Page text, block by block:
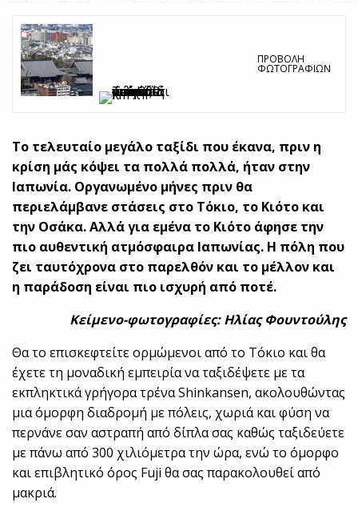
ΠΡΟΒΟΛΉ
ΦΩΤΟΓΡΑΦΙΏΝ
Το τελευταίο μεγάλο ταξίδι που έκανα, πριν η
κρίση μάς κόψει τα πολλά πολλά, ήταν στην
Ιαπωνία. Οργανωμένο μήνες πριν θα
περιελάμβανε στάσεις στο Τόκιο, το Κιότο και
την Οσάκα. Αλλά για εμένα το Κιότο άφησε την
πιο αυθεντική ατμόσφαιρα Ιαπωνίας. Η πόλη που
ζει ταυτόχρονα στο παρελθόν και το μέλλον και
η παράδοση είναι πιο ισχυρή από ποτέ.
Κείμενο-φωτογραφίες: Ηλίας Φουντούλης
Θα το επισκεφτείτε ορμώμενοι από το Τόκιο και θα
έχετε τη μοναδική εμπειρία να ταξιδέψετε με τα
εκπληκτικά γρήγορα τρένα Shinkansen, ακολουθώντας
μια όμορφη διαδρομή με πόλεις, χωριά και φύση να
περνάνε σαν αστραπή από δίπλα σας καθώς ταξιδεύετε
με πάνω από 300 χιλιόμετρα την ώρα, ενώ το όμορφο
και επιβλητικό όρος Fuji θα σας παρακολουθεί από
μακριά.